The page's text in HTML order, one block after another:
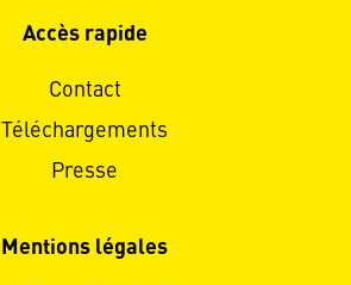
Accès rapide
Contact
Téléchargements
Presse
Mentions légales